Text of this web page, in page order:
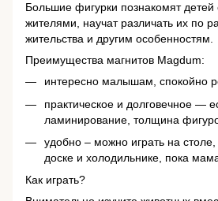
Большие фигурки познакомят детей
жителями, научат различать их по
жительства и другим особенностям.
Преимущества магнитов Magdum:
интересно малышам, спокойно
практическое и долговечное —
ламинирование, толщина
удобно – можно играть на
доске и холодильнике, пока
Как играть?